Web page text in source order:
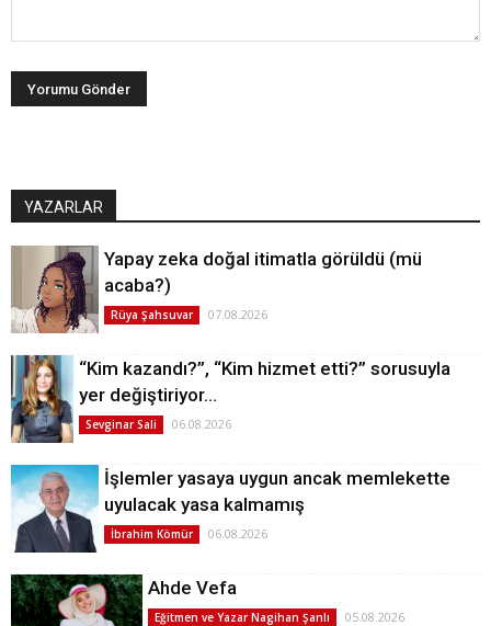
YAZARLAR
Yapay zeka doğal itimatla görüldü (mü
acaba?)
Rüya Şahsuvar 07.08.2026
“Kim kazandı?”, “Kim hizmet etti?” sorusuyla
yer değiştiriyor…
Sevginar Sali 06.08.2026
İşlemler yasaya uygun ancak memlekette
uyulacak yasa kalmamış
İbrahim Kömür 06.08.2026
Ahde Vefa
Eğitmen ve Yazar Nagihan Şanlı 05.08.2026